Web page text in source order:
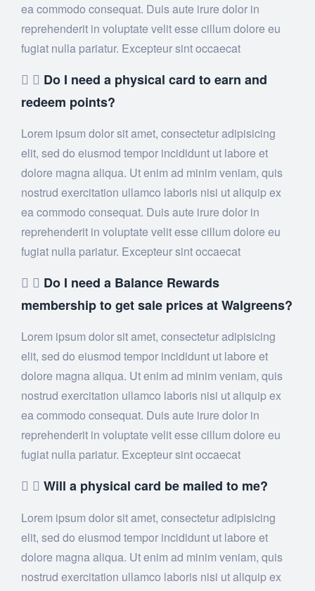
ea commodo consequat. Duis aute irure dolor in
reprehenderit in voluptate velit esse cillum dolore eu
fugiat nulla pariatur. Excepteur sint occaecat
Do I need a physical card to earn and
redeem points?
Lorem ipsum dolor sit amet, consectetur adipisicing
elit, sed do eiusmod tempor incididunt ut labore et
dolore magna aliqua. Ut enim ad minim veniam, quis
nostrud exercitation ullamco laboris nisi ut aliquip ex
ea commodo consequat. Duis aute irure dolor in
reprehenderit in voluptate velit esse cillum dolore eu
fugiat nulla pariatur. Excepteur sint occaecat
Do I need a Balance Rewards
membership to get sale prices at Walgreens?
Lorem ipsum dolor sit amet, consectetur adipisicing
elit, sed do eiusmod tempor incididunt ut labore et
dolore magna aliqua. Ut enim ad minim veniam, quis
nostrud exercitation ullamco laboris nisi ut aliquip ex
ea commodo consequat. Duis aute irure dolor in
reprehenderit in voluptate velit esse cillum dolore eu
fugiat nulla pariatur. Excepteur sint occaecat
Will a physical card be mailed to me?
Lorem ipsum dolor sit amet, consectetur adipisicing
elit, sed do eiusmod tempor incididunt ut labore et
dolore magna aliqua. Ut enim ad minim veniam, quis
nostrud exercitation ullamco laboris nisi ut aliquip ex